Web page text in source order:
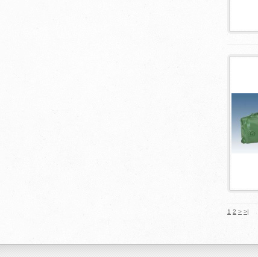
1 2 > >|